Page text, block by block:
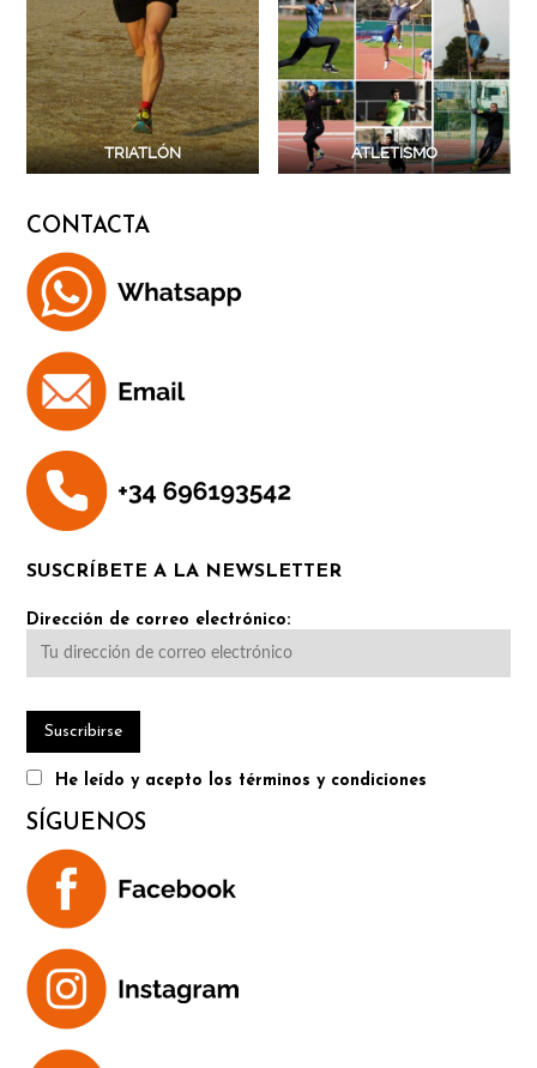
TRIATLÓN ATLETISMO
CONTACTA
SUSCRÍBETE A LA NEWSLETTER
Dirección de correo electrónico:
He leído y acepto los términos y condiciones
SÍGUENOS